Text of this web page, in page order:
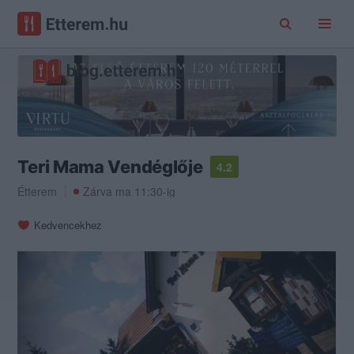
Teri Mama Vendéglője
4.2
Étterem
Zárva ma 11:30-ig
Kedvencekhez